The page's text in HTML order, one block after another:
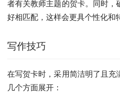
者有关教师主题的贺卡。同时，
好相匹配，这样会更具个性化和
写作技巧
在写贺卡时，采用简洁明了且充
几个方面展开：